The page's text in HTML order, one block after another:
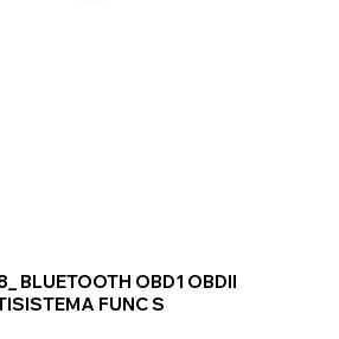
BLUETOOTH OBD1 OBDII
FUNC S